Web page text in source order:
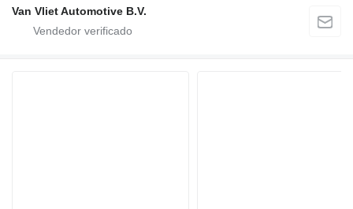
Van Vliet Automotive B.V.